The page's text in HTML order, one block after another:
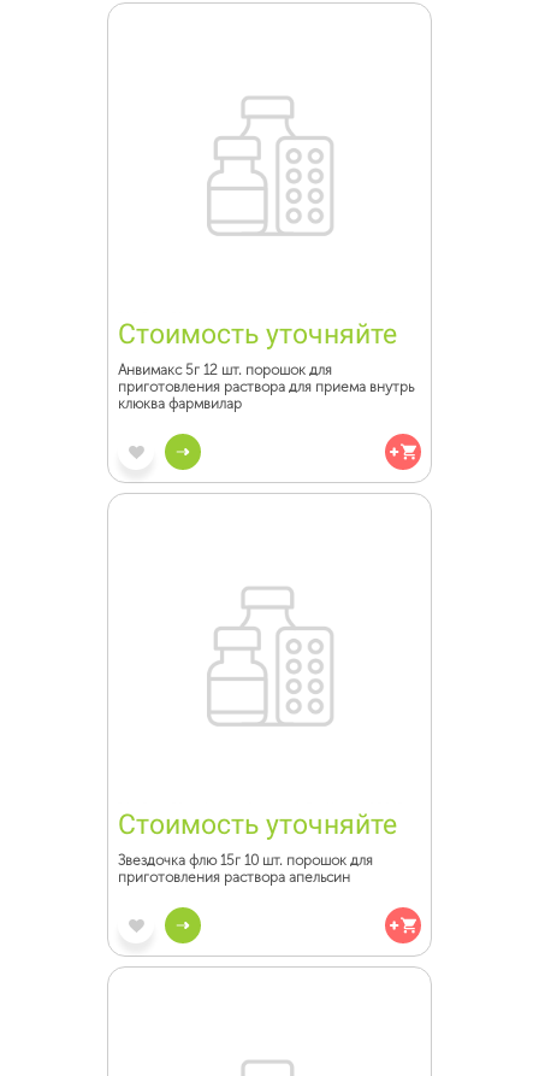
Стоимость уточняйте
Анвимакс 5г 12 шт. порошок для
приготовления раствора для приема внутрь
клюква фармвилар
Стоимость уточняйте
Звездочка флю 15г 10 шт. порошок для
приготовления раствора апельсин